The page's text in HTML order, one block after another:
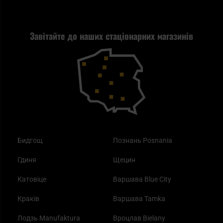
Tax Free
Завітайте до наших стаціонарних магазинів
Бидгощ
Гдиня
Катовіце
Краків
Лодзь Manufaktura
Познань Posnania
Щецин
Варшава Blue City
Варшава Tamka
Вроцлав Bielany
Повернення товару
Blackout - що це таке?
Як працює маска від смогу?
Найкращі спальні мішки на осінь
Самозахист